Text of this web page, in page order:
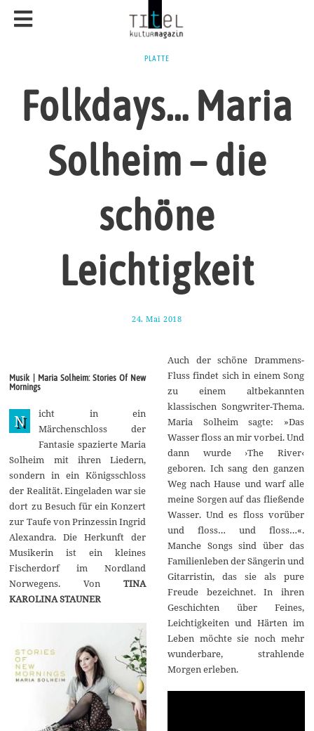
PLATTE
Folkdays… Maria
Solheim – die
schöne
Leichtigkeit
24. Mai 2018
a
2
1
8
Musik | Maria Solheim: Stories Of New
Mornings
N
icht in ein
Märchenschloss der
Fantasie spazierte Maria
Solheim mit ihren Liedern,
sondern in ein Königsschloss
der Realität. Eingeladen war sie
dort zu Besuch für ein Konzert
zur Taufe von Prinzessin Ingrid
Alexandra. Die Herkunft der
Musikerin ist ein kleines
Fischerdorf im Nordland
Norwegens. VonTINA
KAROLINA STAUNER
Auch der schöne Drammens-
Fluss findet sich in einem Song
zu einem altbekannten
klassischen Songwriter-Thema.
Maria Solheim sagte: »Das
Wasser floss an mir vorbei. Und
dann wurde ›The River‹
geboren. Ich sang den ganzen
Weg nach Hause und warf alle
meine Sorgen auf das fließende
Wasser. Und es floss vorüber
und floss… und floss…«.
Manche Songs sind über das
Familienleben der Sängerin und
Gitarristin, das sie als pure
Freude bezeichnet. In ihren
Geschichten über Feines,
Leichtigkeiten und Härten im
Leben möchte sie noch mehr
wunderbare, strahlende
Morgen erleben.